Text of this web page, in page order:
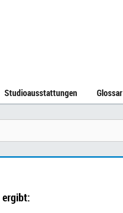
Studioausstattungen Glossar
ergibt: